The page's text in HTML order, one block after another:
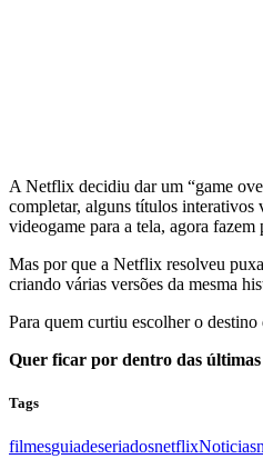
A Netflix decidiu dar um “game
completar, alguns títulos
videogame para a tela, agora fazem
Mas por que a Netflix resolveu
criando várias versões da mesma
Para quem curtiu escolher o
Quer ficar por dentro das últimas
Tags
filmesguiadeseriadosnetflixNoticias